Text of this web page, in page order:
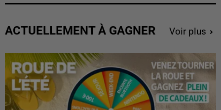
ACTUELLEMENT À GAGNER Voir plus